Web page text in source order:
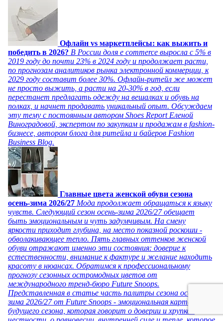
Офлайн vs маркетплейсы: как выжить и
победить в 2026? В России доля e commerce выросла с 5% в
2019 году до почти 23% в 2024 году и продолжает расти,
по прогнозам аналитиков рынка электронной коммерции, к
2029 году составит более 30%. Офлайн-ритейл же может
не просто выжить, а расти на 20-30% в год, если
перестанет предлагать одежду на вешалках и обувь на
полках, и начнет продавать уникальный опыт. Обсуждаем
эту тему с постоянным автором Shoes Report Еленой
Виноградовой, экспертом по закупкам и продажам в fashion-
бизнесе, автором блога для ритейла и байеров Fashion
Business Blog.
Главные цвета женской обуви сезона
осень-зима 2026/27 Мода продолжает обращаться к языку
чувств. Следующий сезон осень-зима 2026/27 обещает
быть эмоциональным и чуть задумчивым. На смену
яркости приходит глубина, на место показной роскоши -
обволакивающее тепло. Пять главных оттенков женской
обуви отражают именно эти состояния: доверие к
естественности, внимание к фактуре и желание находить
красоту в нюансах. Обратимся к профессиональному
прогнозу сезонных остромодных цветов от
международного тренд-бюро Future Snoops.
Представленная в статье часть палитры сезона осень-
зима 2026/27 от Future Snoops - эмоциональная карта
будущего сезона, которая говорит о доверии и хрупкой